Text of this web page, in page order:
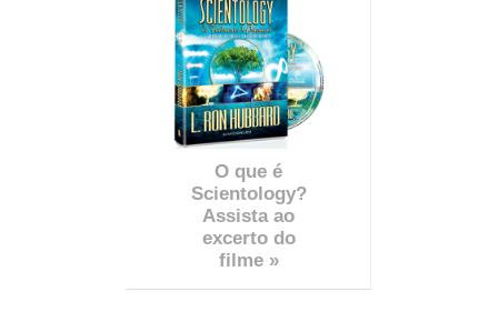
O que é
Scientology?
Assista ao
excerto do
filme »